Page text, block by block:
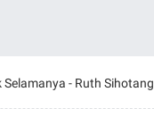
- Ruth Sihotang